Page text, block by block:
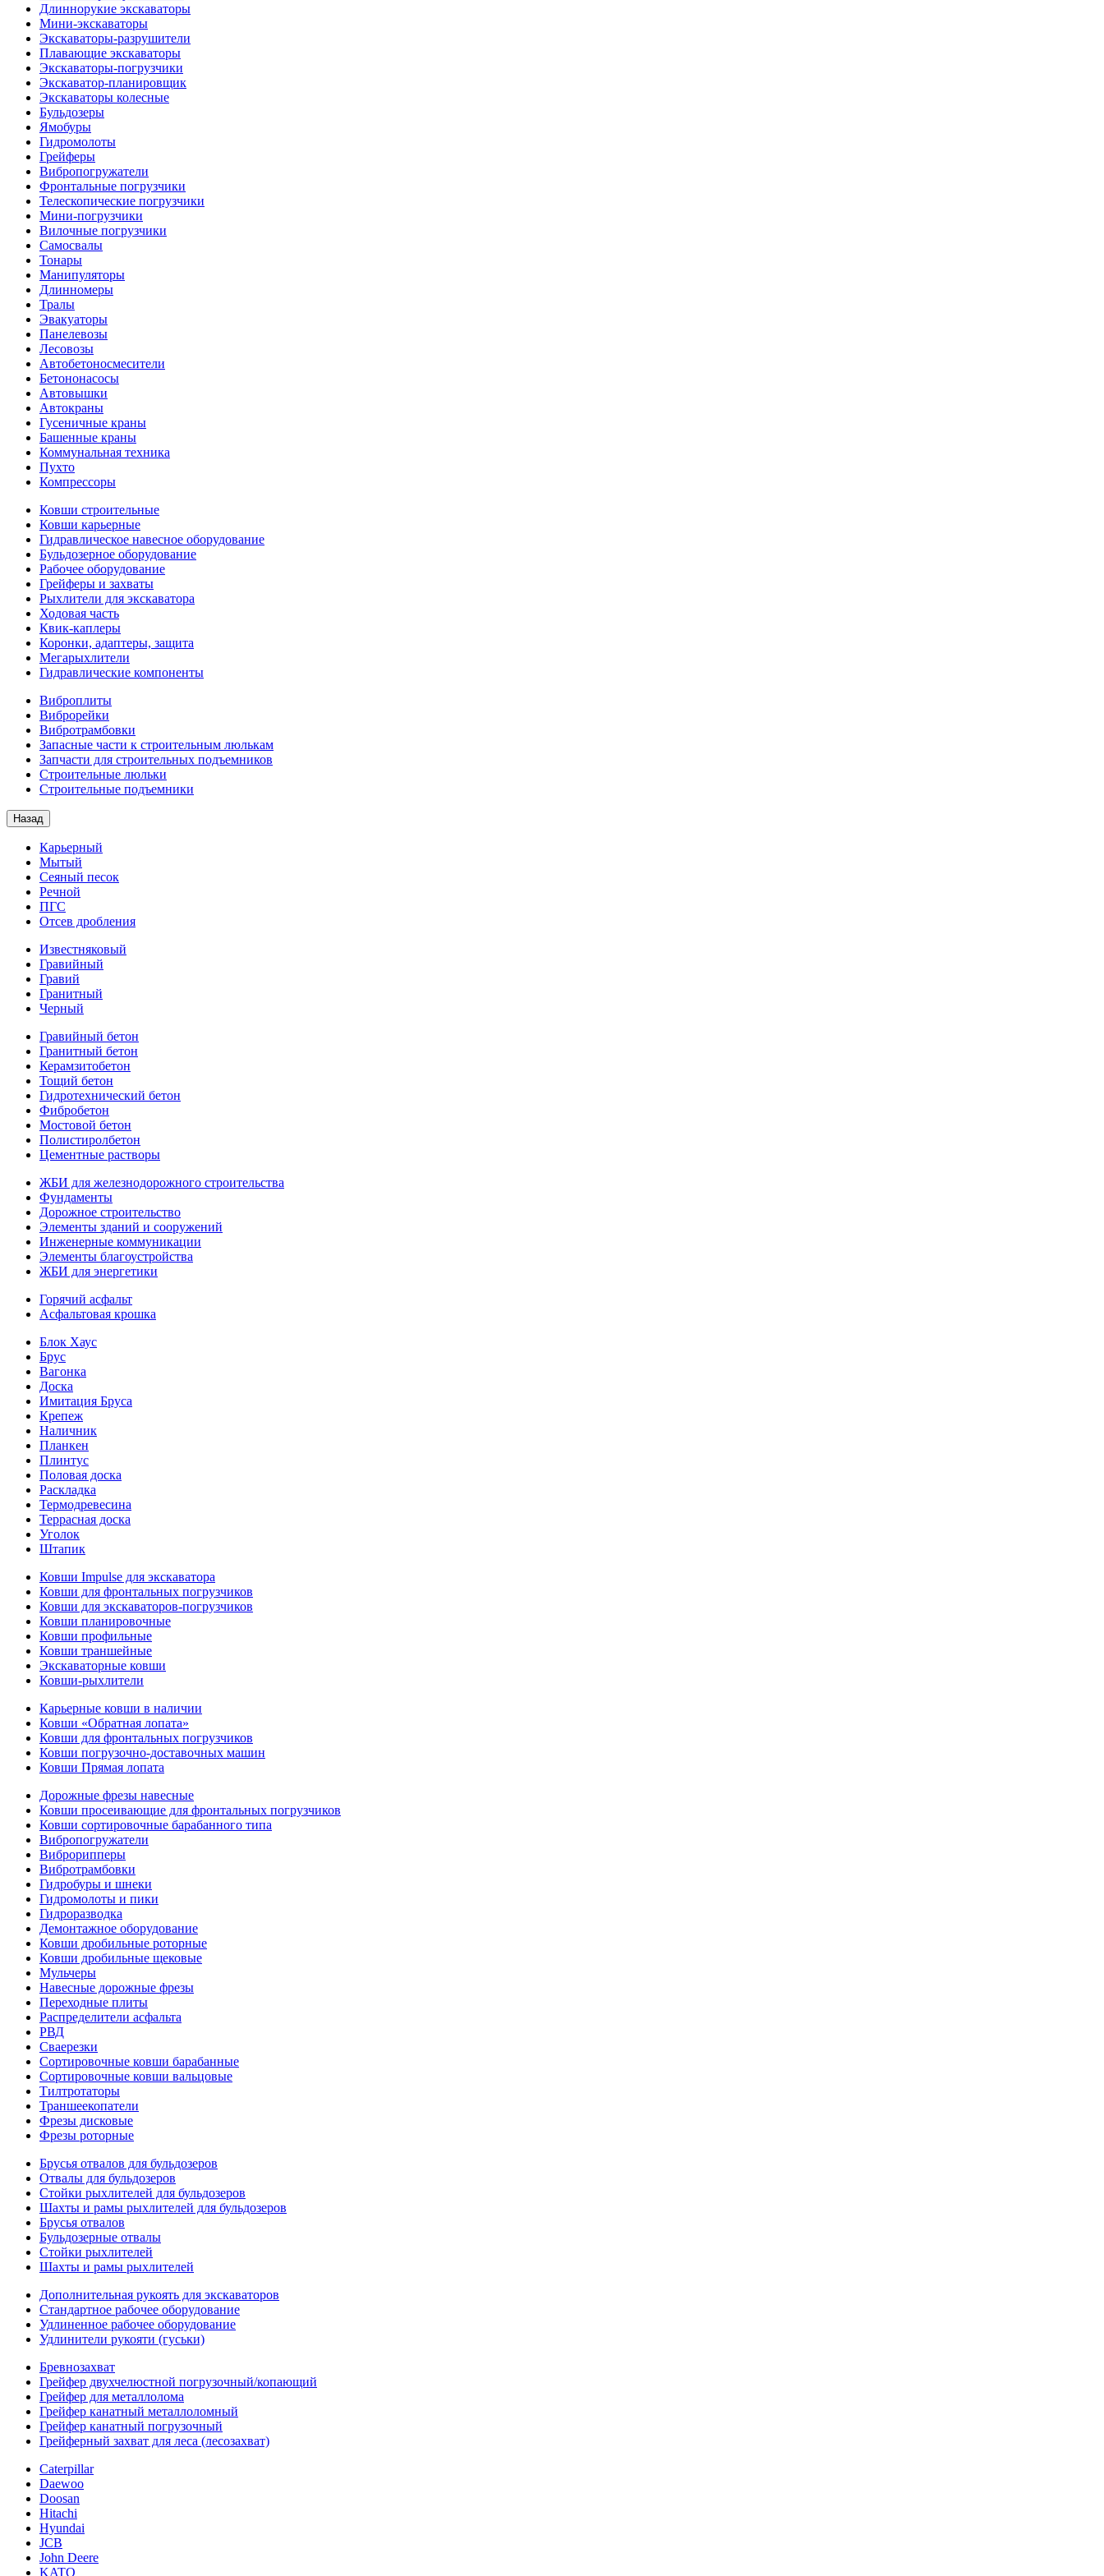
Длиннорукие экскаваторы
Мини-экскаваторы
Экскаваторы-разрушители
Плавающие экскаваторы
Экскаваторы-погрузчики
Экскаватор-планировщик
Экскаваторы колесные
Бульдозеры
Ямобуры
Гидромолоты
Грейферы
Вибро­погружатели
Фронтальные погрузчики
Телескопические погрузчики
Мини-погрузчики
Вилочные погрузчики
Самосвалы
Тонары
Манипуляторы
Длинномеры
Тралы
Эвакуаторы
Панелевозы
Лесовозы
Автобетоно­смесители
Бетононасосы
Автовышки
Автокраны
Гусеничные краны
Башенные краны
Коммунальная техника
Пухто
Компрессоры
Ковши строительные
Ковши карьерные
Гидравлическое навесное оборудование
Бульдозерное оборудование
Рабочее оборудование
Грейферы и захваты
Рыхлители для экскаватора
Ходовая часть
Квик-каплеры
Коронки, адаптеры, защита
Мегарыхлители
Гидравлические компоненты
Виброплиты
Виброрейки
Вибротрамбовки
Запасные части к строительным люлькам
Запчасти для строительных подъемников
Строительные люльки
Строительные подъемники
Назад
Карьерный
Мытый
Сеяный песок
Речной
ПГС
Отсев дробления
Известняковый
Гравийный
Гравий
Гранитный
Черный
Гравийный бетон
Гранитный бетон
Керамзитобетон
Тощий бетон
Гидротехнический бетон
Фибробетон
Мостовой бетон
Полистиролбетон
Цементные растворы
ЖБИ для железнодорожного строительства
Фундаменты
Дорожное строительство
Элементы зданий и сооружений
Инженерные коммуникации
Элементы благоустройства
ЖБИ для энергетики
Горячий асфальт
Асфальтовая крошка
Блок Хаус
Брус
Вагонка
Доска
Имитация Бруса
Крепеж
Наличник
Планкен
Плинтус
Половая доска
Раскладка
Термодревесина
Террасная доска
Уголок
Штапик
Ковши Impulse для экскаватора
Ковши для фронтальных погрузчиков
Ковши для экскаваторов-погрузчиков
Ковши планировочные
Ковши профильные
Ковши траншейные
Экскаваторные ковши
Ковши-рыхлители
Карьерные ковши в наличии
Ковши «Обратная лопата»
Ковши для фронтальных погрузчиков
Ковши погрузочно-доставочных машин
Ковши Прямая лопата
Дорожные фрезы навесные
Ковши просеивающие для фронтальных погрузчиков
Ковши сортировочные барабанного типа
Вибропогружатели
Виброрипперы
Вибротрамбовки
Гидробуры и шнеки
Гидромолоты и пики
Гидроразводка
Демонтажное оборудование
Ковши дробильные роторные
Ковши дробильные щековые
Мульчеры
Навесные дорожные фрезы
Переходные плиты
Распределители асфальта
РВД
Сваерезки
Сортировочные ковши барабанные
Сортировочные ковши вальцовые
Тилтротаторы
Траншеекопатели
Фрезы дисковые
Фрезы роторные
Брусья отвалов для бульдозеров
Отвалы для бульдозеров
Стойки рыхлителей для бульдозеров
Шахты и рамы рыхлителей для бульдозеров
Брусья отвалов
Бульдозерные отвалы
Стойки рыхлителей
Шахты и рамы рыхлителей
Дополнительная рукоять для экскаваторов
Стандартное рабочее оборудование
Удлиненное рабочее оборудование
Удлинители рукояти (гуськи)
Бревнозахват
Грейфер двухчелюстной погрузочный/копающий
Грейфер для металлолома
Грейфер канатный металлоломный
Грейфер канатный погрузочный
Грейферный захват для леса (лесозахват)
Caterpillar
Daewoo
Doosan
Hitachi
Hyundai
JCB
John Deere
KATO